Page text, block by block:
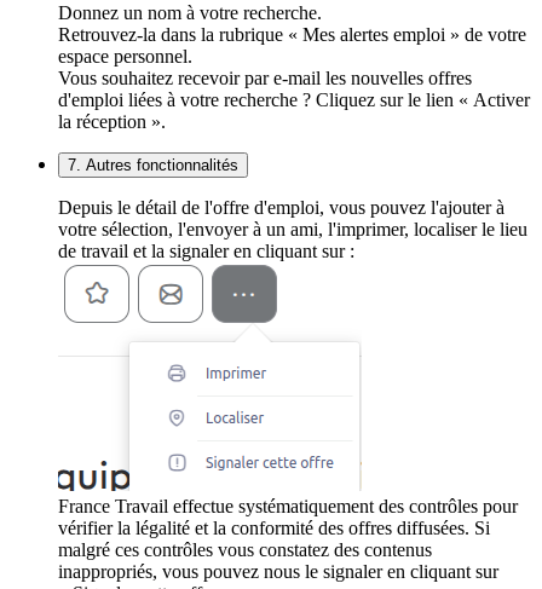
Donnez un nom à votre recherche.
Retrouvez-la dans la rubrique « Mes alertes emploi » de votre
espace personnel.
Vous souhaitez recevoir par e-mail les nouvelles offres
d'emploi liées à votre recherche ? Cliquez sur le lien « Activer
la réception ».
7. Autres fonctionnalités
Depuis le détail de l'offre d'emploi, vous pouvez l'ajouter à
votre sélection, l'envoyer à un ami, l'imprimer, localiser le lieu
de travail et la signaler en cliquant sur :
France Travail effectue systématiquement des contrôles pour
vérifier la légalité et la conformité des offres diffusées. Si
malgré ces contrôles vous constatez des contenus
inappropriés, vous pouvez nous le signaler en cliquant sur